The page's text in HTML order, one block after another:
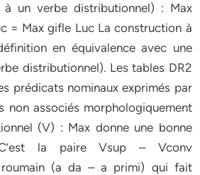
à un verbe distributionnel) : Max
= Max gifle Luc La construction à
en équivalence avec une
distributionnel). Les tables DR2
prédicats nominaux exprimés par
non associés morphologiquement
(V) : Max donne une bonne
la paire Vsup – Vconv
roumain (a da – a primi) qui fait